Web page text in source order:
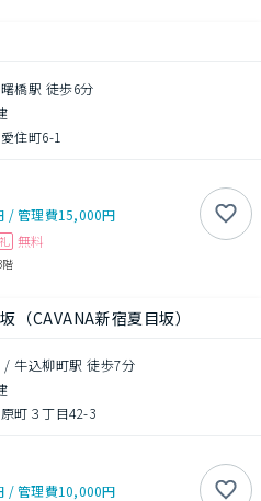
橋駅 徒歩6分
住町6-1
/管理費15,000円
礼 無料
階
（CAVANA新宿夏目坂）
/ 牛込柳町駅 徒歩7分
町３丁目42-3
/管理費10,000円